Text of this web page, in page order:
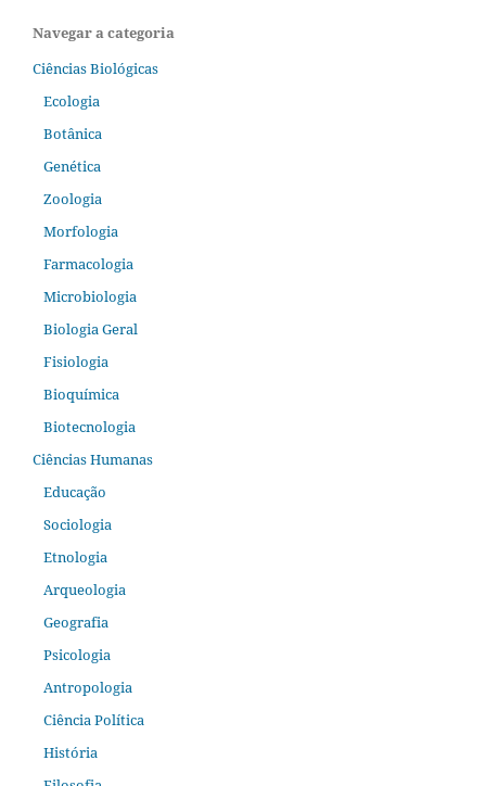
Navegar a categoria
Ciências Biológicas
Ecologia
Botânica
Genética
Zoologia
Morfologia
Farmacologia
Microbiologia
Biologia Geral
Fisiologia
Bioquímica
Biotecnologia
Ciências Humanas
Educação
Sociologia
Etnologia
Arqueologia
Geografia
Psicologia
Antropologia
Ciência Política
História